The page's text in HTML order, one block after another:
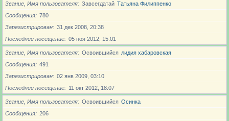
Звание, Имя пользователя Завсегдатай Татьяна Филиппенко
Сообщения
780
Зарегистрирован
31 дек 2008, 20:38
Последнее посещение
05 ноя 2012, 15:01
Звание, Имя пользователя Освоившийся лидия хабаровская
Сообщения
491
Зарегистрирован
02 янв 2009, 03:10
Последнее посещение
11 окт 2012, 18:07
Звание, Имя пользователя Освоившийся Осинка
Сообщения
206